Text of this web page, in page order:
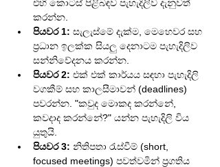
එහි කොටස් පිළිබඳව පැහැදිලිව දැනුවත්
කරන්න.
පියවර 1: සැලැස්මේ දැක්ම, මෙහෙවර සහ
ප්‍රධාන ඉලක්ක සියලු දෙනාටම පැහැදිලිව
සන්නිවේදනය කරන්න.
පියවර 2: එක් එක් කාර්යය සඳහා පැහැදිලි
වගකීම් සහ කාලසීමාවන් (deadlines)
පවරන්න. "කවුද මොකද කරන්නේ,
කවදාද කරන්නේ?" යන්න පැහැදිලි විය
යුතුයි.
පියවර 3: නිතිපතා රැස්වීම් (short,
focused meetings) පවත්වමින් ප්‍රගතිය